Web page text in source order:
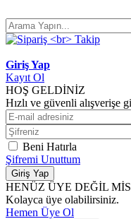
Giriş Yap
Kayıt Ol
HOŞ GELDİNİZ
Hızlı ve güvenli alışverişe
Beni Hatırla
Şifremi Unuttum
Giriş Yap
HENÜZ ÜYE DEĞİL
Kolayca üye olabilirsiniz.
Hemen Üye Ol